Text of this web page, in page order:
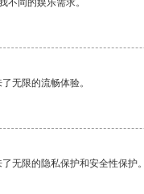
不同的娱乐需求。
无限的流畅体验。
无限的隐私保护和安全性保护